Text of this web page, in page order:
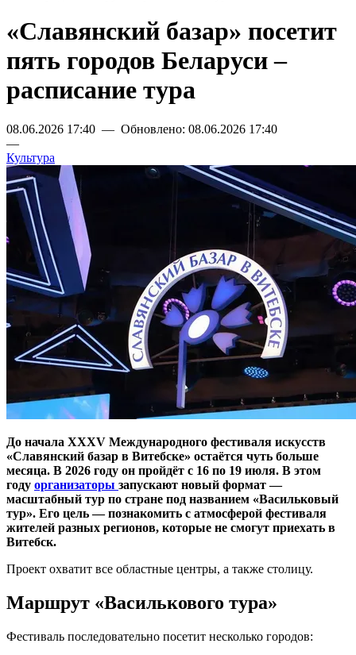
«Славянский базар» посетит
пять городов Беларуси –
расписание тура
08.06.2026 17:40 — Обновлено: 08.06.2026 17:40
—
Культура
До начала XXXV Международного фестиваля искусств
«Славянский базар в Витебске» остаётся чуть больше
месяца. В 2026 году он пройдёт с 16 по 19 июля. В этом
году организаторы запускают новый формат —
масштабный тур по стране под названием «Васильковый
тур». Его цель — познакомить с атмосферой фестиваля
жителей разных регионов, которые не смогут приехать в
Витебск.
Проект охватит все областные центры, а также столицу.
Маршрут «Василькового тура»
Фестиваль последовательно посетит несколько городов: